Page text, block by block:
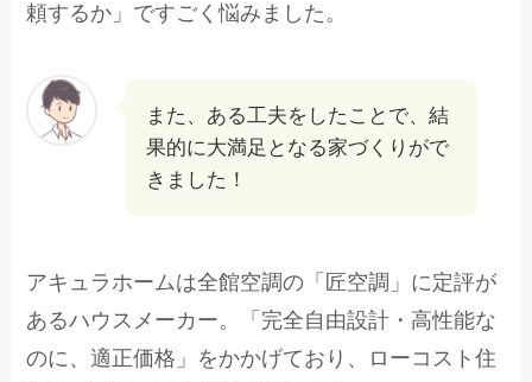
頼するか」ですごく悩みました。
また、ある工夫をしたことで、結
果的に大満足となる家づくりがで
きました！
アキュラホームは全館空調の「匠空調」に定評が
あるハウスメーカー。「完全⾃由設計・⾼性能な
のに、適正価格」をかかげており、ローコスト住